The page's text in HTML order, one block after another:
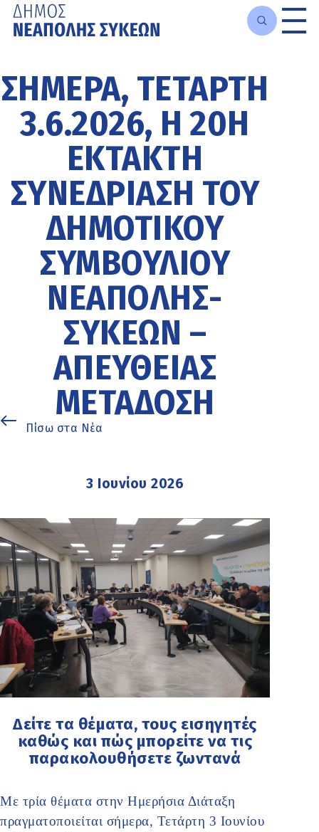
κυρίως
περιεχόμενο
ΣΗΜΕΡΑ, ΤΕΤΑΡΤΗ
3.6.2026, Η 20Η
ΕΚΤΑΚΤΗ
ΣΥΝΕΔΡΙΑΣΗ ΤΟΥ
ΔΗΜΟΤΙΚΟΥ
ΣΥΜΒΟΥΛΙΟΥ
ΝΕΑΠΟΛΗΣ-
ΣΥΚΕΩΝ –
ΑΠΕΥΘΕΙΑΣ
ΜΕΤΑΔΟΣΗ
Πίσω στα Νέα
3 Ιουνίου 2026
Δείτε τα θέματα, τους εισηγητές
καθώς και πώς μπορείτε να τις
παρακολουθήσετε ζωντανά
Με τρία θέματα στην Ημερήσια Διάταξη
πραγματοποιείται σήμερα, Τετάρτη 3 Ιουνίου